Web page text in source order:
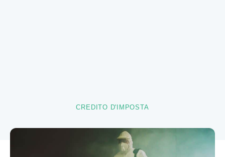
CREDITO D'IMPOSTA